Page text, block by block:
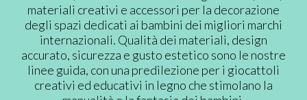
materiali creativi e accessori per la decorazione
degli spazi dedicati ai bambini dei migliori marchi
internazionali. Qualità dei materiali, design
accurato, sicurezza e gusto estetico sono le nostre
linee guida, con una predilezione per i giocattoli
creativi ed educativi in legno che stimolano la